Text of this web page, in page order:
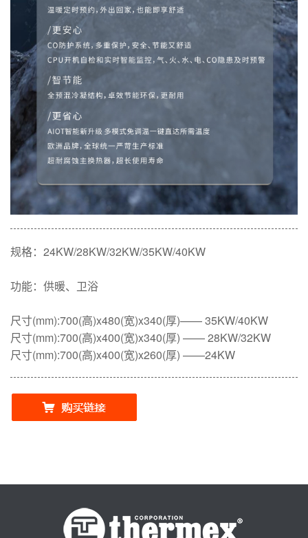
规格：24KW/28KW/32KW/35KW/40KW
功能：供暖、卫浴
尺寸(mm):700(高)x480(宽)x340(厚)—— 35KW/40KW
尺寸(mm):700(高)x400(宽)x340(厚) —— 28KW/32KW
尺寸(mm):700(高)x400(宽)x260(厚) ——24KW